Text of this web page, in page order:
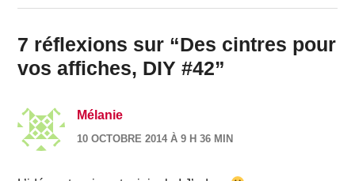
7 réflexions sur “Des cintres pour
vos affiches, DIY #42”
Mélanie
10 OCTOBRE 2014 À 9 H 36 MIN